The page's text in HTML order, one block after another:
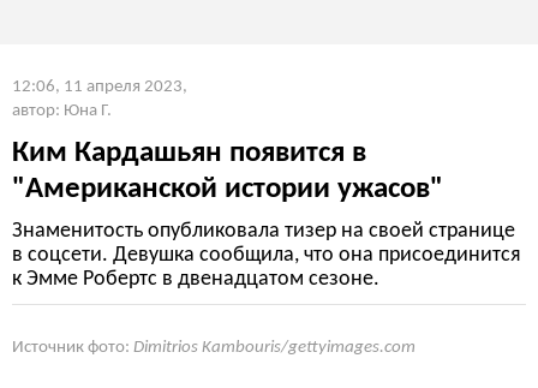
12:06, 11 апреля 2023,
автор: Юна Г.
Ким Кардашьян появится в
"Американской истории ужасов"
Знаменитость опубликовала тизер на своей странице
в соцсети. Девушка сообщила, что она присоединится
к Эмме Робертс в двенадцатом сезоне.
Источник фото: Dimitrios Kambouris/gettyimages.com